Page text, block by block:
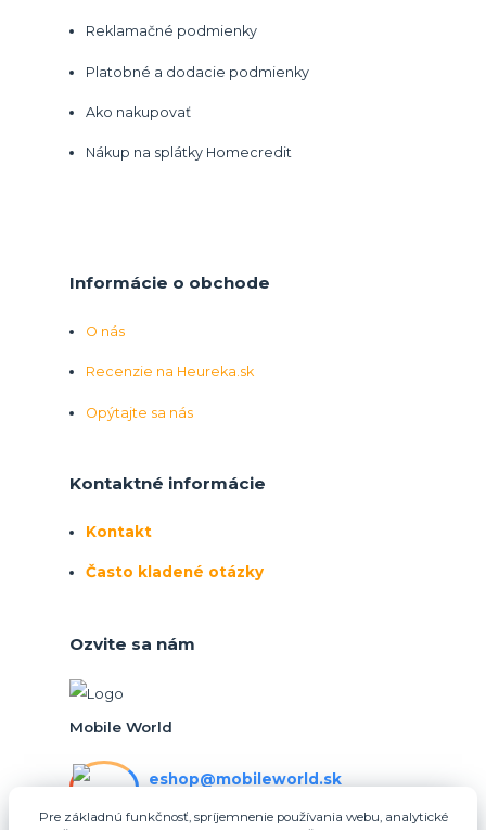
Reklamačné podmienky
Platobné a dodacie podmienky
Ako nakupovať
Nákup na splátky Homecredit
Informácie o obchode
O nás
Recenzie na Heureka.sk
Opýtajte sa nás
Kontaktné informácie
Kontakt
Často kladené otázky
Ozvite sa nám
Mobile World
eshop@mobileworld.sk
Pre základnú funkčnosť, spríjemnenie používania webu, analytické